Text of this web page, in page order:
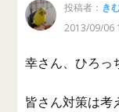
投稿者： き
2013/09/06
幸さん、ひろっ
皆さん対策は考